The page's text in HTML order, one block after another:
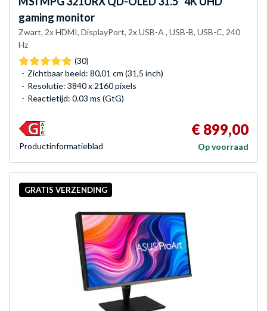
gaming monitor
Zwart, 2x HDMI, DisplayPort, 2x USB-A , USB-B, USB-C, 240
Hz
(30)
Zichtbaar beeld: 80,01 cm (31,5 inch)
Resolutie: 3840 x 2160 pixels
Reactietijd: 0.03 ms (GtG)
€ 899,00
Op voorraad
Product­informatieblad
GRATIS VERZENDING